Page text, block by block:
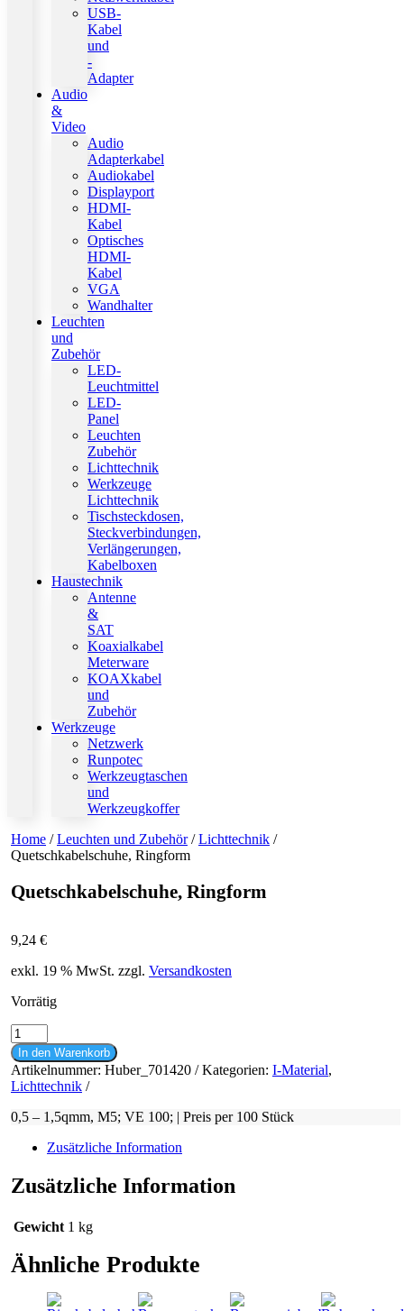
USB-
Kabel
und
-
Adapter
Audio
&
Video
Audio
Adapterkabel
Audiokabel
Displayport
HDMI-
Kabel
Optisches
HDMI-
Kabel
VGA
Wandhalter
Leuchten
und
Zubehör
LED-
Leuchtmittel
LED-
Panel
Leuchten
Zubehör
Lichttechnik
Werkzeuge
Lichttechnik
Tischsteckdosen,
Steckverbindungen,
Verlängerungen,
Kabelboxen
Haustechnik
Antenne
&
SAT
Koaxialkabel
Meterware
KOAXkabel
und
Zubehör
Werkzeuge
Netzwerk
Runpotec
Werkzeugtaschen
und
Werkzeugkoffer
Home /Leuchten und Zubehör/Lichttechnik /
Quetschkabelschuhe, Ringform
Quetschkabelschuhe, Ringform
9,24 €
exkl. 19 % MwSt. zzgl. Versandkosten
Vorrätig
Quetschkabelschuhe,
Ringform
Menge
In den Warenkorb
Artikelnummer: Huber_701420 Kategorien: I-Material,
Lichttechnik
0,5 – 1,5qmm, M5; VE 100; | Preis per 100 Stück
Zusätzliche Information
Zusätzliche Information
Gewicht 1 kg
Ähnliche Produkte